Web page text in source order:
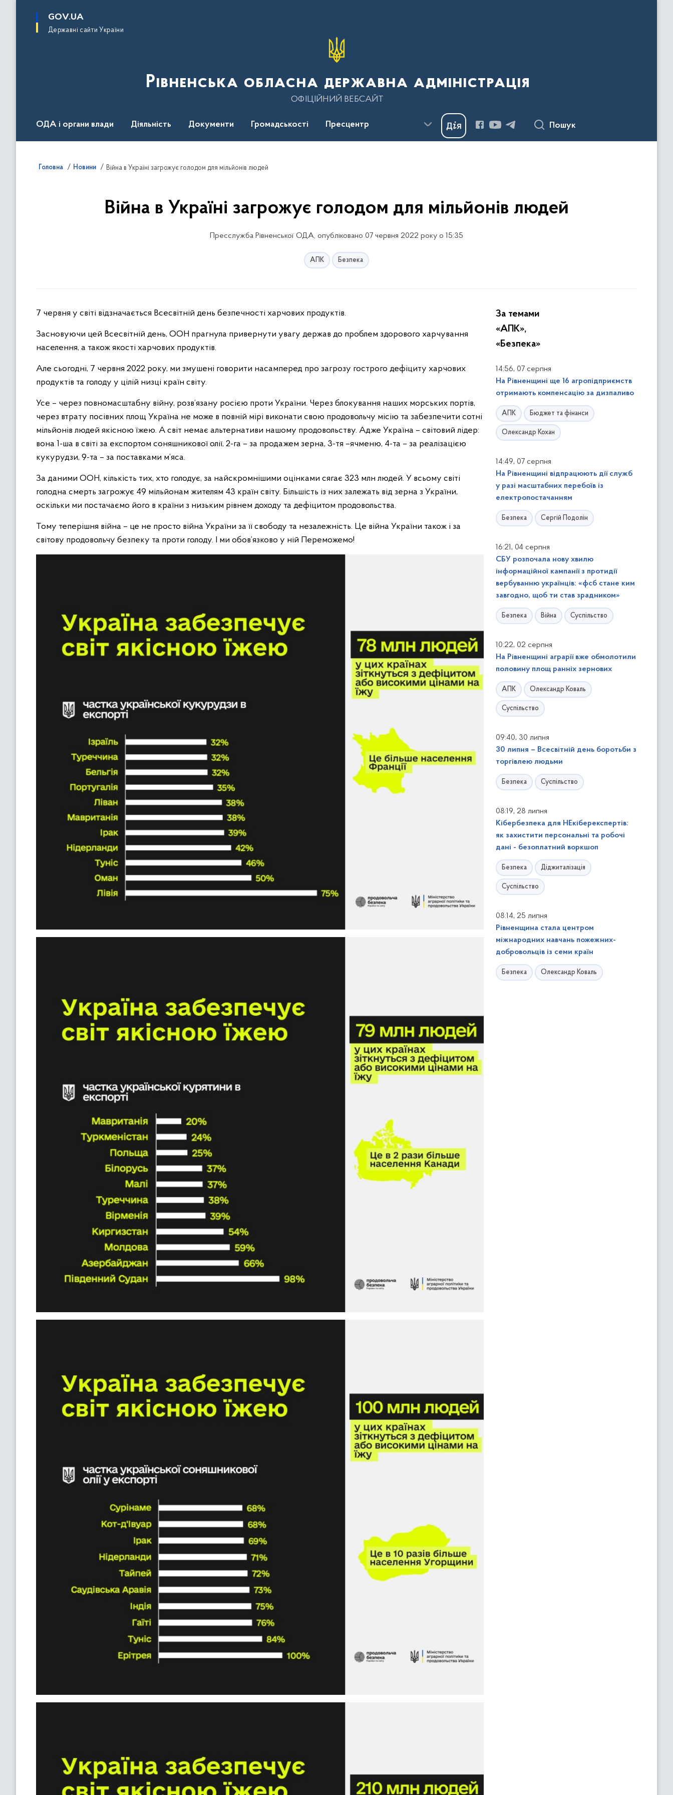
основного
GOV.UA
Державні сайти України
Рівненська обласна державна адміністрація
ОФІЦІЙНИЙ ВЕБСАЙТ
ОДА і органи влади Діяльність Документи Громадськості Пресцентр Пошук
Головна Новини Війна в Україні загрожує голодом для мільйонів людей
Війна в Україні загрожує голодом для мільйонів людей
Пресслужба Рівненської ОДА, опубліковано 07 червня 2022 року о 15:35
АПК Безпека
7 червня у світі відзначається Всесвітній день безпечності харчових продуктів.
Засновуючи цей Всесвітній день, ООН прагнула привернути увагу держав до проблем здорового харчування
населення, а також якості харчових продуктів.
Але сьогодні, 7 червня 2022 року, ми змушені говорити насамперед про загрозу гострого дефіциту харчових
продуктів та голоду у цілій низці країн світу.
Усе – через повномасштабну війну, розв’язану росією проти України. Через блокування наших морських портів,
через втрату посівних площ Україна не може в повній мірі виконати свою продовольчу місію та забезпечити сотні
мільйонів людей якісною їжею. А світ немає альтернативи нашому продовольству. Адже Україна – світовий лідер:
вона 1-ша в світі за експортом соняшникової олії, 2-га – за продажем зерна, 3-тя –ячменю, 4-та – за реалізацією
кукурудзи, 9-та – за поставками м’яса.
За даними ООН, кількість тих, хто голодує, за найскромнішими оцінками сягає 323 млн людей. У всьому світі
голодна смерть загрожує 49 мільйонам жителям 43 країн світу. Більшість із них залежать від зерна з України,
оскільки ми постачаємо його в країни з низьким рівнем доходу та дефіцитом продовольства.
Тому теперішня війна – це не просто війна України за її свободу та незалежність. Це війна України також і за
світову продовольчу безпеку та проти голоду. І ми обов’язково у ній Переможемо!
За темами
«АПК»,
«Безпека»
14:56, 07 серпня
На Рівненщині ще 16 агропідприємств
отримають компенсацію за дизпаливо
АПК Бюджет та фінанси
Олександр Кохан
14:49, 07 серпня
На Рівненщині відпрацюють дії служб
у разі масштабних перебоїв із
електропостачанням
Безпека Сергій Подолін
16:21, 04 серпня
СБУ розпочала нову хвилю
інформаційної кампанії з протидії
вербуванню українців: «фсб стане ким
завгодно, щоб ти став зрадником»
Безпека Війна Суспільство
10:22, 02 серпня
На Рівненщині аграрії вже обмолотили
половину площ ранніх зернових
АПК Олександр Коваль
Суспільство
09:40, 30 липня
30 липня – Всесвітній день боротьби з
торгівлею людьми
Безпека Суспільство
08:19, 28 липня
Кібербезпека для НЕкіберекспертів:
як захистити персональні та робочі
дані - безоплатний воркшоп
Безпека Діджиталізація
Суспільство
08:14, 25 липня
Рівненщина стала центром
міжнародних навчань пожежних-
добровольців із семи країн
Безпека Олександр Коваль